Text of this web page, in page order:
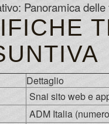
Panoramica
Dettaglio
Snai sito web e
ADM Italia